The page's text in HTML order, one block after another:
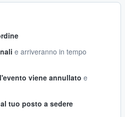
e arriveranno in tempo
viene annullato e
tuo posto a sedere